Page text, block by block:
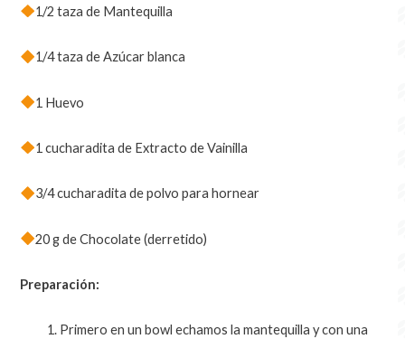
1/2 taza de Mantequilla
1/4 taza de Azúcar blanca
1 Huevo
1 cucharadita de Extracto de Vainilla
3/4 cucharadita de polvo para hornear
20 g de Chocolate (derretido)
Preparación:
Primero en un bowl echamos la mantequilla y con una